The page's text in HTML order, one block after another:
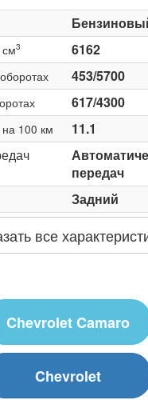
см3
6162
453/5700
617/4300
на 100 км
11.1
передач
Задний
все
Chevrolet Camaro
Chevrolet